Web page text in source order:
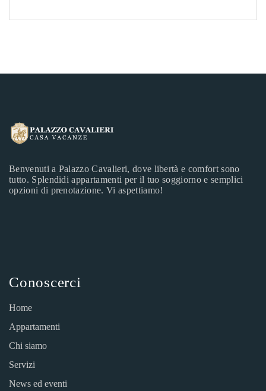
Benvenuti a Palazzo Cavalieri, dove libertà e comfort sono
tutto. Splendidi appartamenti per il tuo soggiorno e semplici
opzioni di prenotazione. Vi aspettiamo!
Conoscerci
Home
Appartamenti
Chi siamo
Servizi
News ed eventi